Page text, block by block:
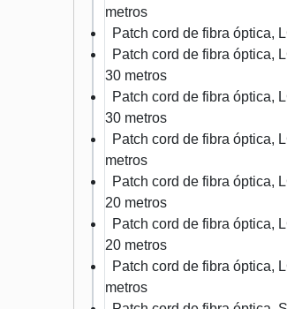
metros
Patch cord de fibra óptica,
Patch cord de fibra óptica,
30 metros
Patch cord de fibra óptica,
30 metros
Patch cord de fibra óptica,
metros
Patch cord de fibra óptica,
20 metros
Patch cord de fibra óptica,
20 metros
Patch cord de fibra óptica,
metros